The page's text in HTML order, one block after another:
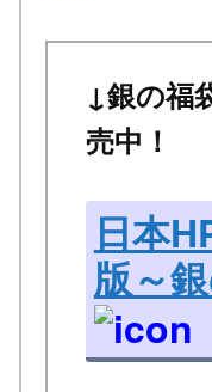
↓銀の福
売中！
日本
版～